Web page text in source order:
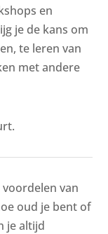
en
je de kans om
te leren van
met andere
voordelen van
oud je bent of
je altijd